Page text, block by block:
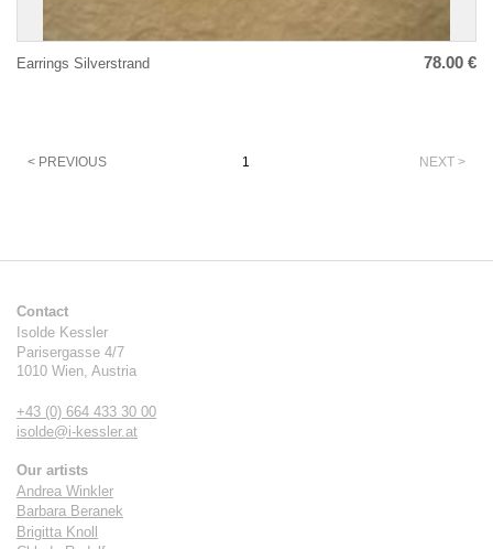
Earrings Silverstrand 78.00 €
< PREVIOUS 1 NEXT >
Contact
Isolde Kessler
Parisergasse 4/7
1010 Wien, Austria
+43 (0) 664 433 30 00
isolde@i-kessler.at
Our artists
Andrea Winkler
Barbara Beranek
Brigitta Knoll